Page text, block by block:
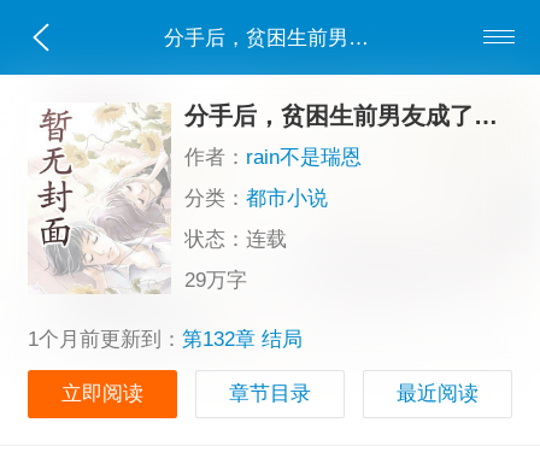
分手后，贫困生前男友成了京圈新贵
分手后，贫困生前男友成了京圈新贵
作者： rain不是瑞恩
分类：都市小说
状态：连载
29万字
1个月前更新到： 第132章 结局
立即阅读 章节目录 最近阅读